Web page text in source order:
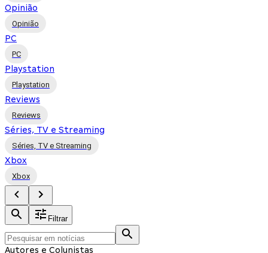
Opinião
Opinião
PC
PC
Playstation
Playstation
Reviews
Reviews
Séries, TV e Streaming
Séries, TV e Streaming
Xbox
Xbox
Filtrar
Autores e Colunistas